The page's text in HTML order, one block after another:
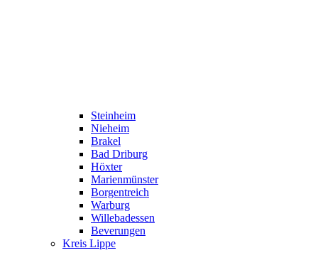
Steinheim
Nieheim
Brakel
Bad Driburg
Höxter
Marienmünster
Borgentreich
Warburg
Willebadessen
Beverungen
Kreis Lippe